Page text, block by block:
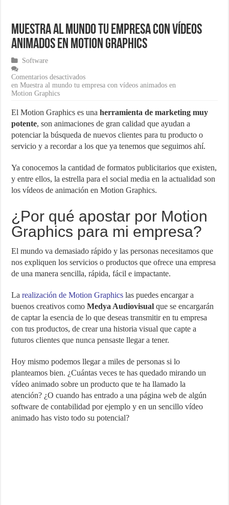
Marketing para emprendedores
Material de Oficina que no puede faltar en tu negocio
Muestra al mundo tu empresa con vídeos
animados en Motion Graphics
Software
Comentarios desactivados
en Muestra al mundo tu empresa con vídeos animados en
Motion Graphics
El Motion Graphics es unaherramienta de marketing muy
potente, son animaciones de gran calidad que ayudan a
potenciar la búsqueda de nuevos clientes para tu producto o
servicio y a recordar a los que ya tenemos que seguimos ahí.
Ya conocemos la cantidad de formatos publicitarios que existen,
y entre ellos, la estrella para el social media en la actualidad son
los vídeos de animación en Motion Graphics.
¿Por qué apostar por Motion
Graphics para mi empresa?
El mundo va demasiado rápido y las personas necesitamos que
nos expliquen los servicios o productos que ofrece una empresa
de una manera sencilla, rápida, fácil e impactante.
Larealización de Motion Graphics las puedes encargar a
buenos creativos comoMedya Audiovisual que se encargarán
de captar la esencia de lo que deseas transmitir en tu empresa
con tus productos, de crear una historia visual que capte a
futuros clientes que nunca pensaste llegar a tener.
Hoy mismo podemos llegar a miles de personas si lo
planteamos bien. ¿Cuántas veces te has quedado mirando un
vídeo animado sobre un producto que te ha llamado la
atención? ¿O cuando has entrado a una página web de algún
software de contabilidad por ejemplo y en un sencillo vídeo
animado has visto todo su potencial?